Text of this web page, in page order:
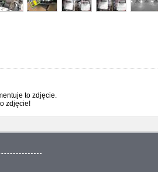
to zdjęcie.
zdjęcie!